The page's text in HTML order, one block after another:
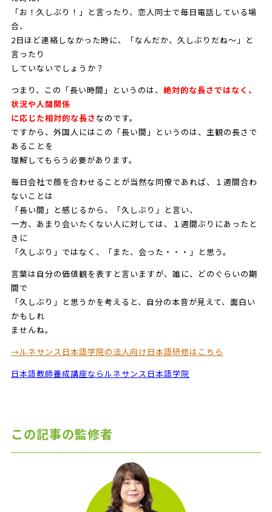
「お！久しぶり！」と言ったり、恋人同士で毎日電話している場
合、
2日ほど連絡しなかった時に、「なんだか、久しぶりだね～」と
言ったり
していないでしょうか？
つまり、この「長い時間」というのは、 絶対的な長さではなく、
状況や人間関係
に応じた相対的な長さなのです。
ですから、外国人にはこの「長い間」というのは、主観の長さで
あることを
理解してもらう必要があります。
毎日会社で顔を合わせることが当然な同僚であれば、１週間合わ
ないことは
「長い間」と感じるから、「久しぶり」と言い、
一方、あまり会いたくない人に対しては、１週間ぶりにあったと
きに
「久しぶり」ではなく、「また、会った・・・」と思う。
言葉は自分の価値観を表すと言いますが、誰に、どのぐらいの期
間で
「久しぶり」と思うかを考えると、自分の本音が見えて、面白い
かもしれ
ませんね。
→ルネサンス日本語学院の法人向け日本語研修はこちら
日本語教師養成講座ならルネサンス日本語学院
この記事の監修者